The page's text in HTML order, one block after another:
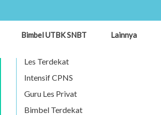
Bimbel UTBK SNBT Lainnya
Les Terdekat
Intensif CPNS
Guru Les Privat
Bimbel Terdekat